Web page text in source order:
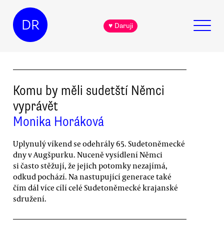
DR ♥ Daruji
Komu by měli sudetští Němci
vyprávět
Monika Horáková
Uplynulý víkend se odehrály 65. Sudetoněmecké
dny v Augšpurku. Nuceně vysídlení Němci
si často stěžují, že jejich potomky nezajímá,
odkud pochází. Na nastupující generace také
čím dál více cílí celé Sudetoněmecké krajanské
sdružení.